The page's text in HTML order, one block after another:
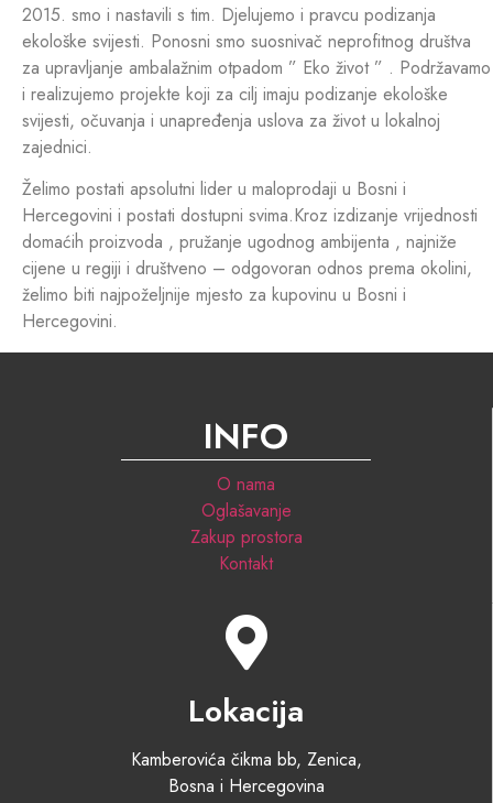
2015. smo i nastavili s tim. Djelujemo i pravcu podizanja
ekološke svijesti. Ponosni smo suosnivač neprofitnog društva
za upravljanje ambalažnim otpadom ” Eko život ” . Podržavamo
i realizujemo projekte koji za cilj imaju podizanje ekološke
svijesti, očuvanja i unapređenja uslova za život u lokalnoj
zajednici.
Želimo postati apsolutni lider u maloprodaji u Bosni i
Hercegovini i postati dostupni svima.Kroz izdizanje vrijednosti
domaćih proizvoda , pružanje ugodnog ambijenta , najniže
cijene u regiji i društveno – odgovoran odnos prema okolini,
želimo biti najpoželjnije mjesto za kupovinu u Bosni i
Hercegovini.
INFO
O nama
Oglašavanje
Zakup prostora
Kontakt
Lokacija
Kamberovića čikma bb, Zenica,
Bosna i Hercegovina